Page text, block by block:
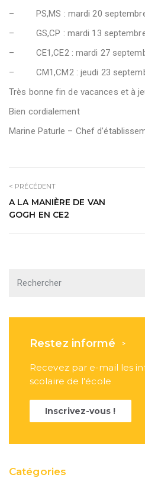
– PS,MS : mardi 20
– GS,CP : mardi 13
– CE1,CE2 : mardi 27
– CM1,CM2 : jeudi 23
Très bonne fin de vacances et à
Bien cordialement
Marine Paturle – Chef
< PRÉCÉDENT
A LA MANIÈRE DE VAN
GOGH EN CE2
Restez informé >
Recevez par e-mail les
scolaire de l'école
Inscrivez-vous !
Catégories